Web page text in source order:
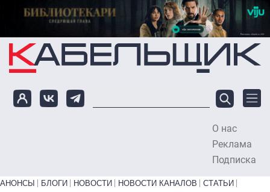
Перейти к основному содержанию
О нас
Реклама
Подписка
Primary links bottom
АНОНСЫ БЛОГИ НОВОСТИ НОВОСТИ КАНАЛОВ
СТАТЬИ